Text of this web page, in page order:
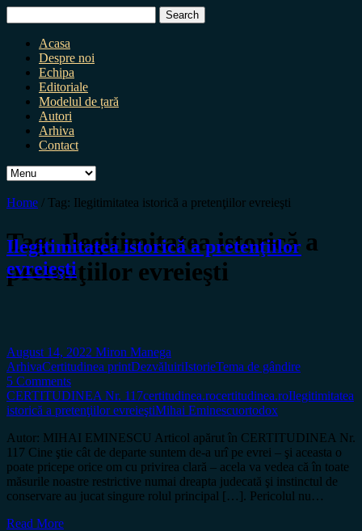
for:
Acasa
Despre noi
Echipa
Editoriale
Modelul de țară
Autori
Arhiva
Contact
Home / Tag: Ilegitimitatea istorică a pretenţiilor evreieşti
Tag:Ilegitimitatea istorică a
pretenţiilor evreieşti
Ilegitimitatea istorică a pretenţiilor
evreieşti
August 14, 2022 Miron Manega
ArhivaCertitudinea printDezvăluiriIstorieTema de gândire
5 Comments
CERTITUDINEA Nr. 117certitudinea.rocertitudinea.roIlegitimitatea
istorică a pretenţiilor evreieştiMihai Eminescuortodox
Autor: MIHAI EMINESCU Articol apărut în CERTITUDINEA Nr.
117 Cine ştie cât de departe suntem de-a urî pe evrei – şi aceasta o
poate pricepe orice om cu privirea clară – acela va vedea că în toate
măsurile noastre restrictive numai dreapta judecată şi instinctul de
conservare au jucat singure rolul principal […]. Pericolul nu…
Read More